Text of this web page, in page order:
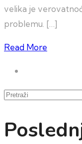
velika je
problemu. […]
Read More
Pretraži